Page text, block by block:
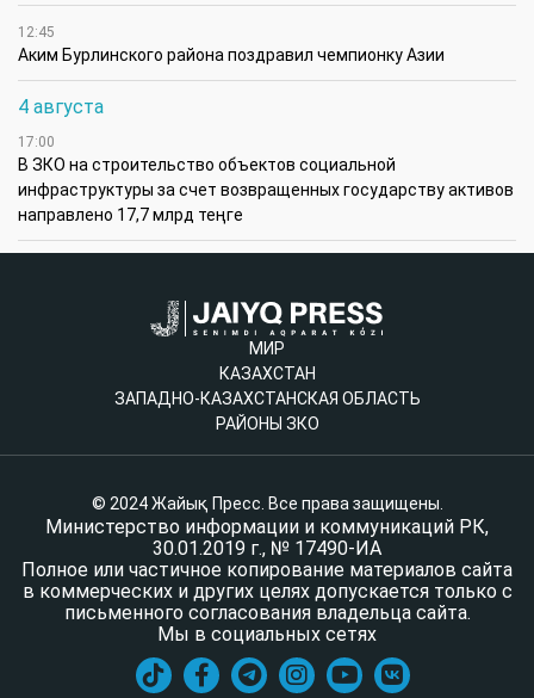
12:45
Аким Бурлинского района поздравил чемпионку Азии
4 августа
17:00
В ЗКО на строительство объектов социальной
инфраструктуры за счет возвращенных государству активов
направлено 17,7 млрд теңге
МИР
КАЗАХСТАН
ЗАПАДНО-КАЗАХСТАНСКАЯ ОБЛАСТЬ
РАЙОНЫ ЗКО
© 2024 Жайық Пресс. Все права защищены.
Министерство информации и коммуникаций РК,
30.01.2019 г., № 17490-ИА
Полное или частичное копирование материалов сайта
в коммерческих и других целях допускается только с
письменного согласования владельца сайта.
Мы в социальных сетях